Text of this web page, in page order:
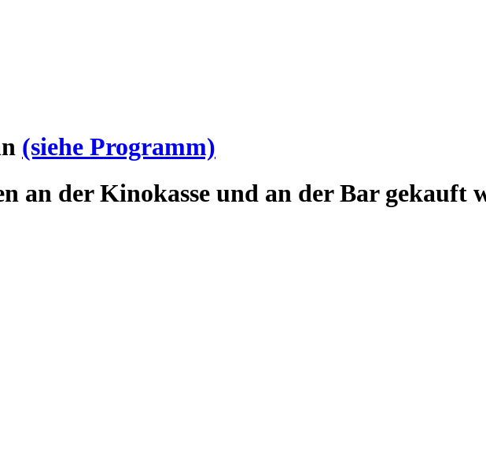
(siehe Programm)
an der Kinokasse und an der Bar gekauft